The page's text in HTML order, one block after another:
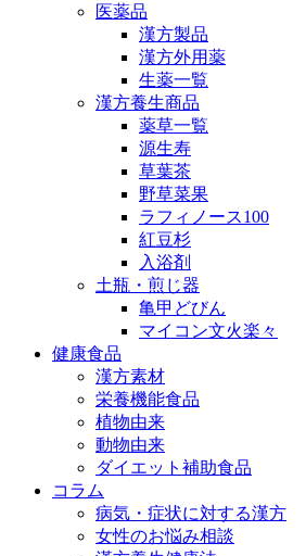
医薬品
漢方製品
漢方外用薬
生薬一覧
漢方養生商品
薬草一覧
源生寿
草葉茶
野草菜果
ラフィノース100
紅豆杉
入浴剤
土瓶・煎じ器
亀甲どびん
マイコン文火楽々
健康食品
漢方素材
栄養機能食品
植物由来
動物由来
ダイエット補助食品
コラム
病気・症状に対する漢方
女性のお悩み相談